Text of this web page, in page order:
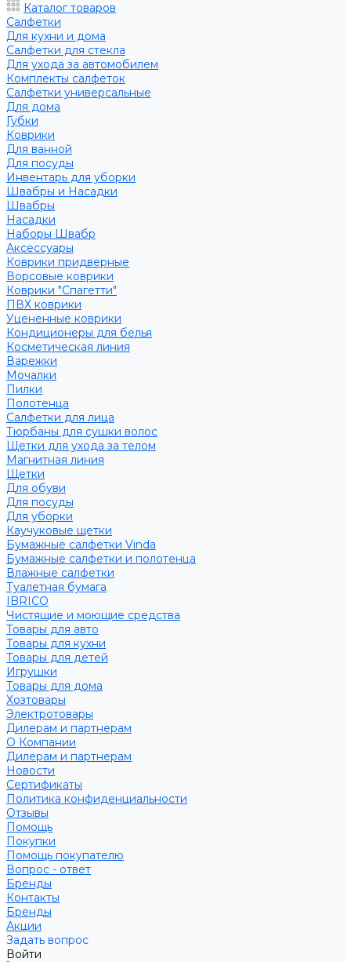
Каталог товаров
Салфетки
Для кухни и дома
Салфетки для стекла
Для ухода за автомобилем
Комплекты салфеток
Салфетки универсальные
Для дома
Губки
Коврики
Для ванной
Для посуды
Инвентарь для уборки
Швабры и Насадки
Швабры
Насадки
Наборы Швабр
Аксессуары
Коврики придверные
Ворсовые коврики
Коврики "Спагетти"
ПВХ коврики
Уцененные коврики
Кондиционеры для белья
Косметическая линия
Варежки
Мочалки
Пилки
Полотенца
Салфетки для лица
Тюрбаны для сушки волос
Щетки для ухода за телом
Магнитная линия
Щетки
Для обуви
Для посуды
Для уборки
Каучуковые щетки
Бумажные салфетки Vinda
Бумажные салфетки и полотенца
Влажные салфетки
Туалетная бумага
IBRICO
Чистящие и моющие средства
Товары для авто
Товары для кухни
Товары для детей
Игрушки
Товары для дома
Хозтовары
Электротовары
Дилерам и партнерам
О Компании
Дилерам и партнерам
Новости
Сертификаты
Политика конфиденциальности
Отзывы
Помощь
Покупки
Помощь покупателю
Вопрос - ответ
Бренды
Контакты
Бренды
Акции
Задать вопрос
Войти